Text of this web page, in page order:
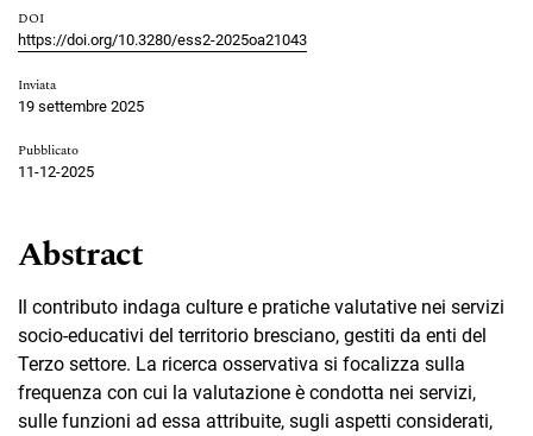
DOI
https://doi.org/10.3280/ess2-2025oa21043
Inviata
19 settembre 2025
Pubblicato
11-12-2025
Abstract
Il contributo indaga culture e pratiche valutative nei servizi
socio-educativi del territorio bresciano, gestiti da enti del
Terzo settore. La ricerca osservativa si focalizza sulla
frequenza con cui la valutazione è condotta nei servizi,
sulle funzioni ad essa attribuite, sugli aspetti considerati,